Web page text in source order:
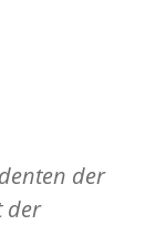
der
der